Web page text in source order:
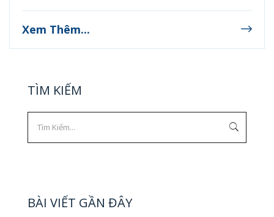
Xem Thêm...
TÌM KIẾM
BÀI VIẾT GẦN ĐÂY